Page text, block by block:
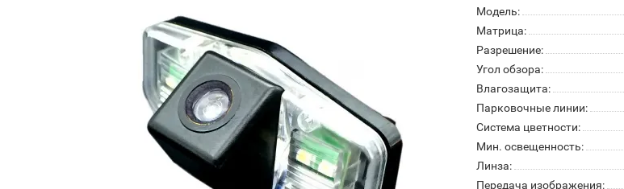
Модель:
Матрица:
Разрешение:
Угол обзора:
Влагозащита:
Парковочные линии:
Система цветности:
Мин. освещенность:
Линза:
Передача изображения: